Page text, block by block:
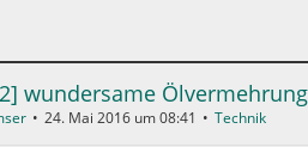
wundersame Ölvermehrung
24. Mai 2016 um 08:41 Technik